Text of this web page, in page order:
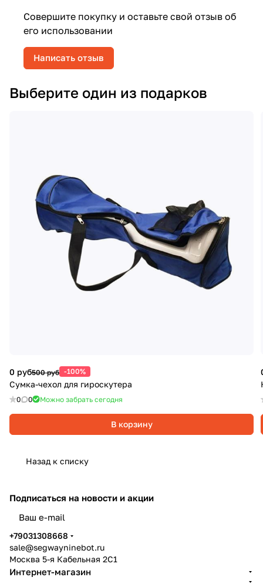
Совершите покупку и оставьте свой отзыв об
его использовании
Написать отзыв
Выберите один из подарков
0 руб500 руб -100%
Сумка-чехол для гироскутера
0 0 Можно забрать сегодня
В корзину
Назад к списку
Подписаться на новости и акции
+79031308668
sale@segwayninebot.ru
Москва 5-я Кабельная 2С1
Интернет-магазин